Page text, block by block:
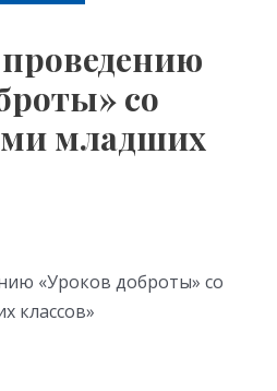
со
младших
«Уроков доброты» со
классов»